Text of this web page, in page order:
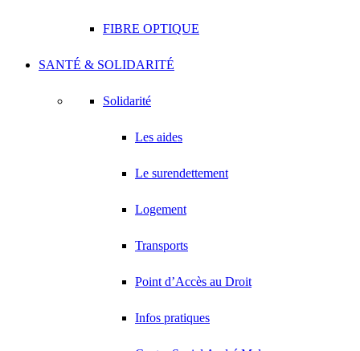
FIBRE OPTIQUE
SANTÉ & SOLIDARITÉ
Solidarité
Les aides
Le surendettement
Logement
Transports
Point d’Accès au Droit
Infos pratiques